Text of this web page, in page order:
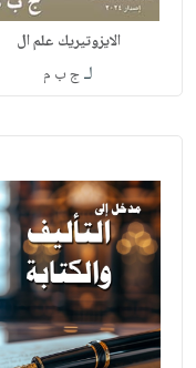
الايزوتيريك علم ال
لـج ب م